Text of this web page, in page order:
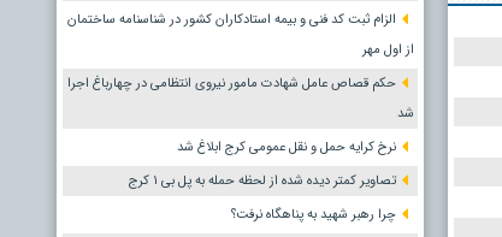
الزام ثبت کد فنی و بیمه استادکاران کشور در شناسنامه ساختمان
از اول مهر
حکم قصاص عامل شهادت مامور نیروی انتظامی در چهارباغ اجرا
شد
نرخ کرایه حمل و نقل عمومی کرج ابلاغ شد
تصاویر کمتر دیده شده از لحظه حمله به پل بی ۱ کرج
چرا رهبر شهید به پناهگاه نرفت؟